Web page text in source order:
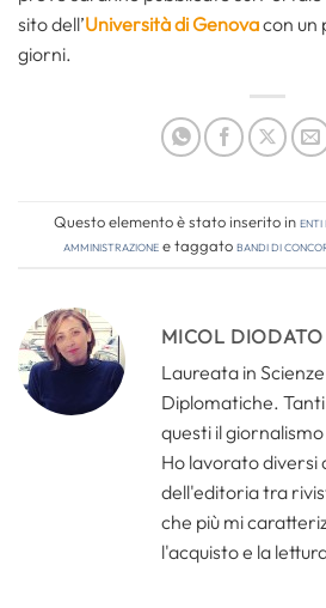
sito dell’Università di Genovacon un
giorni.
Questo elemento è stato inserito inEnti
amministrazionee taggatobandi di
MICOL DIODATO
Laureata in
Diplomatiche.
questi il
Ho lavorato diversi
dell'editoria tra
che più mi
l'acquisto e la